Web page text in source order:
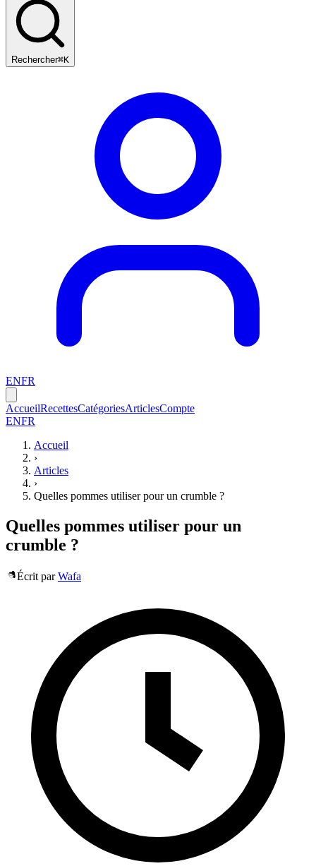
Rechercher⌘K
ENFR
AccueilRecettesCatégoriesArticlesCompte
ENFR
Accueil
›
Articles
›
Quelles pommes utiliser pour un crumble ?
Quelles pommes utiliser pour un
crumble ?
Écrit parWafa